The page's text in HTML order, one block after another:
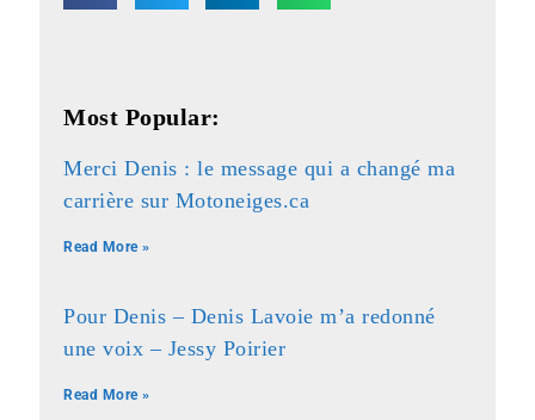
Most Popular:
Merci Denis : le message qui a changé ma
carrière sur Motoneiges.ca
Read More »
Pour Denis – Denis Lavoie m’a redonné
une voix – Jessy Poirier
Read More »